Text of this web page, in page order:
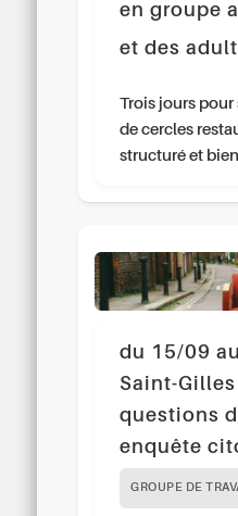
en groupe
et des
Trois jours pour
de cercles
structuré et
du 15/09
Saint-
questions
enquête
GROUPE DE